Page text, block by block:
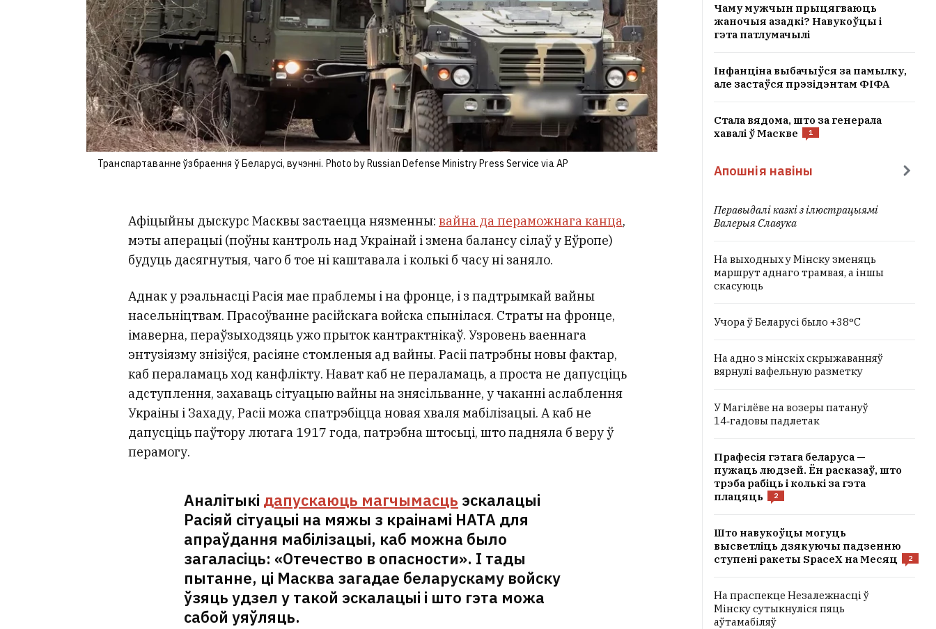
Транспартаванне ўзбраення ў Беларусі, вучэнні. Photo by Russian Defense Ministry Press Service via AP
Афіцыйны дыскурс Масквы застаецца нязменны: вайна да пераможнага канца,
мэты аперацыі (поўны кантроль над Украінай і змена балансу сілаў у Еўропе)
будуць дасягнутыя, чаго б тое ні каштавала і колькі б часу ні заняло.
Аднак у рэальнасці Расія мае праблемы і на фронце, і з падтрымкай вайны
насельніцтвам. Прасоўванне расійскага войска спынілася. Страты на фронце,
імаверна, пераўзыходзяць ужо прыток кантрактнікаў. Узровень ваеннага
энтузіязму знізіўся, расіяне стомленыя ад вайны. Расіі патрэбны новы фактар,
каб пераламаць ход канфлікту. Нават каб не пераламаць, а проста не дапусціць
адступлення, захаваць сітуацыю вайны на знясільванне, у чаканні аслаблення
Украіны і Захаду, Расіі можа спатрэбіцца новая хваля мабілізацыі. А каб не
дапусціць паўтору лютага 1917 года, патрэбна штосьці, што падняла б веру ў
перамогу.
Аналітыкі дапускаюць магчымасць эскалацыі
Расіяй сітуацыі на мяжы з краінамі НАТА для
апраўдання мабілізацыі, каб можна было
загаласіць: «Отечество в опасности». І тады
пытанне, ці Масква загадае беларускаму войску
ўзяць удзел у такой эскалацыі і што гэта можа
сабой уяўляць.
Чаму мужчын прыцягваюць
жаночыя азадкі? Навукоўцы і
гэта патлумачылі
Інфанціна выбачыўся за памылку,
але застаўся прэзідэнтам ФІФА
Стала вядома, што за генерала
хавалі ў Маскве
1
Апошнія навіны
Перавыдалі казкі з ілюстрацыямі
Валерыя Славука
На выходных у Мінску зменяць
маршрут аднаго трамвая, а іншы
скасуюць
Учора ў Беларусі было +38°C
На адно з мінскіх скрыжаванняў
вярнулі вафельную разметку
У Магілёве на возеры патануў
14‑гадовы падлетак
Прафесія гэтага беларуса —
пужаць людзей. Ён расказаў, што
трэба рабіць і колькі за гэта
плацяць
2
Што навукоўцы могуць
высветліць дзякуючы падзенню
ступені ракеты SpaceX на Месяц
2
На праспекце Незалежнасці ў
Мінску сутыкнуліся пяць
аўтамабіляў